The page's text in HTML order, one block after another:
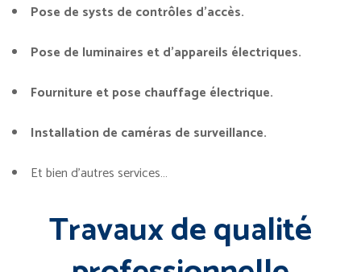
Pose de systs de contrôles d’accès.
Pose de luminaires et d’appareils électriques.
Fourniture et pose chauffage électrique.
Installation de caméras de surveillance.
Et bien d’autres services…
Travaux de qualité